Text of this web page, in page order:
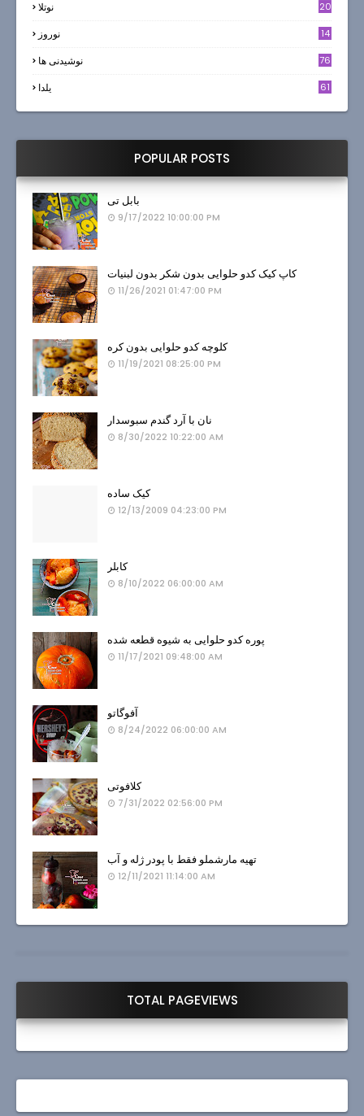
نوتلا 20
نوروز
14
نوشیدنی ها 76
یلدا 61
POPULAR POSTS
بابل تی
9/17/2022 10:00:00 PM
کاپ کیک کدو حلوایی بدون شکر بدون لبنیات
11/26/2021 01:47:00 PM
کلوچه کدو حلوایی بدون کره
11/19/2021 08:25:00 PM
نان با آرد گندم سبوسدار
8/30/2022 10:22:00 AM
کیک ساده
12/13/2009 04:23:00 PM
کابلر
8/10/2022 06:00:00 AM
پوره کدو حلوایی به شیوه قطعه شده
11/17/2021 09:48:00 AM
آفوگاتو
8/24/2022 06:00:00 AM
کلافوتی
7/31/2022 02:56:00 PM
تهیه مارشملو فقط با پودر ژله و آب
12/11/2021 11:14:00 AM
TOTAL PAGEVIEWS